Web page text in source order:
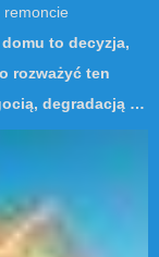
remoncie
to decyzja,
rozważyć ten
degradacją …